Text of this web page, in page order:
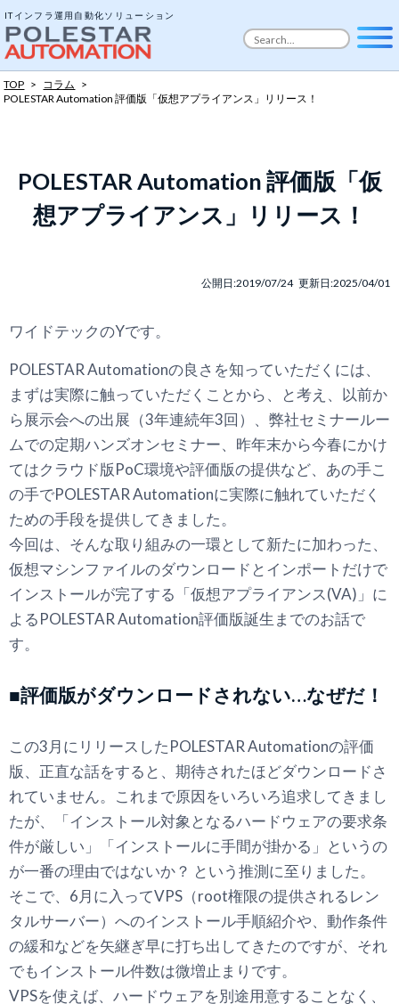
ITインフラ運用自動化ソリューション
TOP > コラム >
POLESTAR Automation 評価版「仮想アプライアンス」リリース！
POLESTAR Automation 評価版「仮
想アプライアンス」リリース！
公開日:2019/07/24 更新日:2025/04/01
ワイドテックのYです。
POLESTAR Automationの良さを知っていただくには、
まずは実際に触っていただくことから、と考え、以前か
ら展示会への出展（3年連続年3回）、弊社セミナールー
ムでの定期ハンズオンセミナー、昨年末から今春にかけ
てはクラウド版PoC環境や評価版の提供など、あの手こ
の手でPOLESTAR Automationに実際に触れていただく
ための手段を提供してきました。
今回は、そんな取り組みの一環として新たに加わった、
仮想マシンファイルのダウンロードとインポートだけで
インストールが完了する「仮想アプライアンス(VA)」に
よるPOLESTAR Automation評価版誕生までのお話で
す。
■評価版がダウンロードされない…なぜだ！
この3月にリリースしたPOLESTAR Automationの評価
版、正直な話をすると、期待されたほどダウンロードさ
れていません。これまで原因をいろいろ追求してきまし
たが、「インストール対象となるハードウェアの要求条
件が厳しい」「インストールに手間が掛かる」というの
が一番の理由ではないか？ という推測に至りました。
そこで、6月に入ってVPS（root権限の提供されるレン
タルサーバー）へのインストール手順紹介や、動作条件
の緩和などを矢継ぎ早に打ち出してきたのですが、それ
でもインストール件数は微増止まりです。
VPSを使えば、ハードウェアを別途用意することなく、